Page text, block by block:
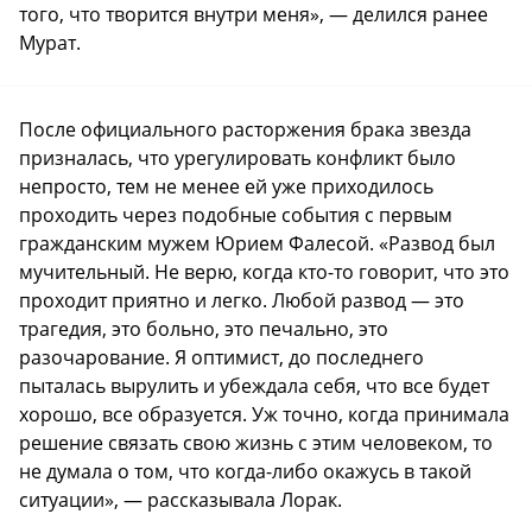
того, что творится внутри меня», — делился ранее
Мурат.
После официального расторжения брака звезда
призналась, что урегулировать конфликт было
непросто, тем не менее ей уже приходилось
проходить через подобные события с первым
гражданским мужем Юрием Фалесой. «Развод был
мучительный. Не верю, когда кто-то говорит, что это
проходит приятно и легко. Любой развод — это
трагедия, это больно, это печально, это
разочарование. Я оптимист, до последнего
пыталась вырулить и убеждала себя, что все будет
хорошо, все образуется. Уж точно, когда принимала
решение связать свою жизнь с этим человеком, то
не думала о том, что когда-либо окажусь в такой
ситуации», — рассказывала Лорак.